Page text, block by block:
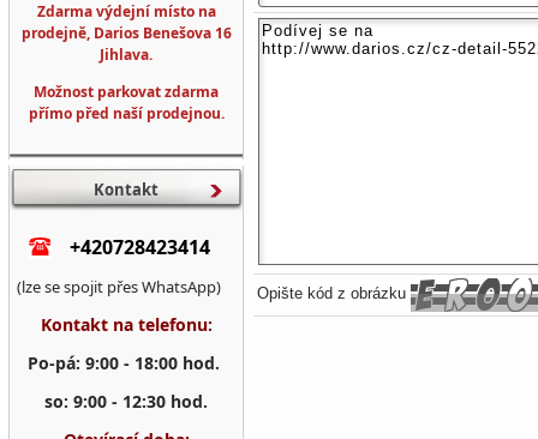
Opište kód z obrázku
Zdarma výdejní místo na
prodejně, Darios Benešova 16
Jihlava.
Možnost parkovat zdarma
přímo před naší prodejnou.
Kontakt
+420728423414
(lze se spojit přes WhatsApp)
Kontakt na telefonu:
Po-pá: 9:00 - 18:00 hod.
so: 9:00 - 12:30 hod.